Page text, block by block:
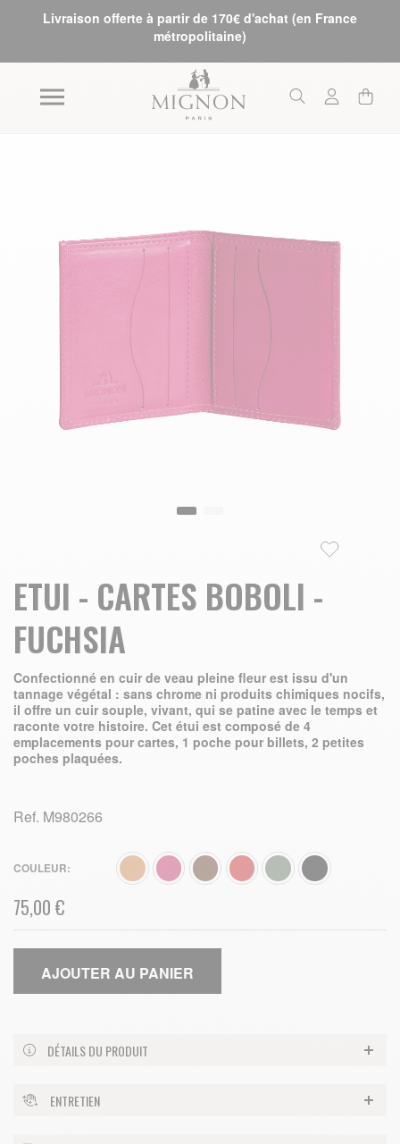
Livraison offerte à partir de 170€ d'achat (en France
métropolitaine)
ETUI - CARTES BOBOLI -
FUCHSIA
Confectionné en cuir de veau pleine fleur est issu d'un
tannage végétal : sans chrome ni produits chimiques nocifs,
il offre un cuir souple, vivant, qui se patine avec le temps et
raconte votre histoire. Cet étui est composé de 4
emplacements pour cartes, 1 poche pour billets, 2 petites
poches plaquées.
Ref. M980266
COULEUR
75,00 €
AJOUTER AU PANIER
DÉTAILS DU PRODUIT
ENTRETIEN